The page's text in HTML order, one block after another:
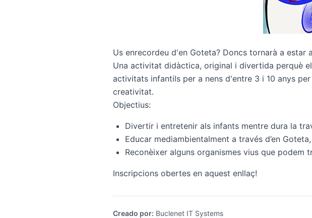
Us enrecordeu d'en Goteta? Doncs tornarà a estar
Una activitat didàctica, original i divertida perquè
activitats infantils per a nens d'entre 3 i 10 anys
creativitat.
Objectius:
Divertir i entretenir als infants mentre dura la
Educar mediambientalment a través d’en
Reconèixer alguns organismes vius que
Inscripcions obertes en aquest enllaç!
Creado por: Buclenet IT Systems